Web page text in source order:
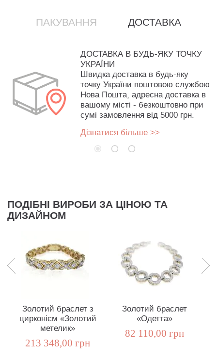
ПАКУВАННЯ ДОСТАВКА
ДОСТАВКА В БУДЬ-ЯКУ ТОЧКУ
УКРАЇНИ
Швидка доставка в будь-яку
точку України поштовою службою
Нова Пошта, адресна доставка в
вашому місті - безкоштовно при
сумі замовлення від 5000 грн.
Дізнатися більше >>
ПОДІБНІ ВИРОБИ ЗА ЦІНОЮ ТА
ДИЗАЙНОМ
Золотий браслет з
цирконієм «Золотий
метелик»
213 348,00 грн
Золотий браслет
«Одетта»
82 110,00 грн